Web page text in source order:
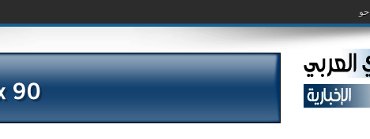
حوار حول التجربة النقدي